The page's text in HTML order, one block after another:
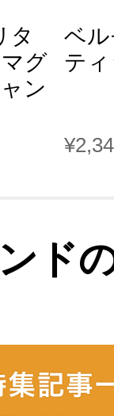
タ
グ
ン
ベ
テ
ド